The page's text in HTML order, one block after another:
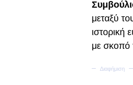
μεταξύ
ιστορική
με σκοπό